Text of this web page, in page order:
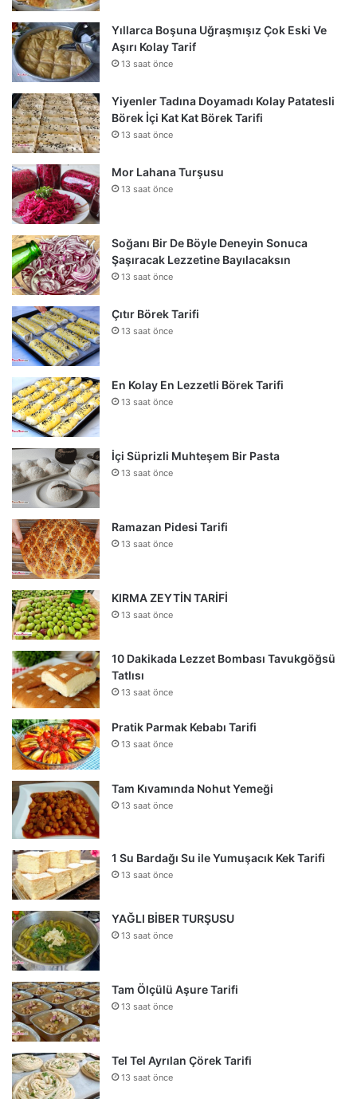
Yıllarca Boşuna Uğraşmışız Çok Eski Ve
Aşırı Kolay Tarif
13 saat önce
Yiyenler Tadına Doyamadı Kolay Patatesli
Börek İçi Kat Kat Börek Tarifi
13 saat önce
Mor Lahana Turşusu
13 saat önce
Soğanı Bir De Böyle Deneyin Sonuca
Şaşıracak Lezzetine Bayılacaksın
13 saat önce
Çıtır Börek Tarifi
13 saat önce
En Kolay En Lezzetli Börek Tarifi
13 saat önce
İçi Süprizli Muhteşem Bir Pasta
13 saat önce
Ramazan Pidesi Tarifi
13 saat önce
KIRMA ZEYTİN TARİFİ
13 saat önce
10 Dakikada Lezzet Bombası Tavukgöğsü
Tatlısı
13 saat önce
Pratik Parmak Kebabı Tarifi
13 saat önce
Tam Kıvamında Nohut Yemeği
13 saat önce
1 Su Bardağı Su ile Yumuşacık Kek Tarifi
13 saat önce
YAĞLI BİBER TURŞUSU
13 saat önce
Tam Ölçülü Aşure Tarifi
13 saat önce
Tel Tel Ayrılan Çörek Tarifi
13 saat önce